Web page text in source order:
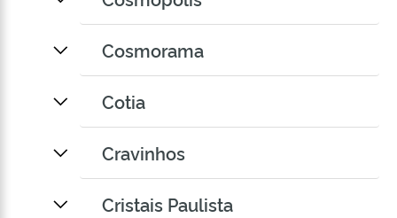
Cosmorama
Cotia
Cravinhos
Cristais Paulista